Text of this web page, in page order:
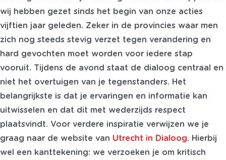
wij hebben gezet sinds het begin van onze acties
vijftien jaar geleden. Zeker in de provincies waar men
zich nog steeds stevig verzet tegen verandering en
hard gevochten moet worden voor iedere stap
vooruit. Tijdens de avond staat de dialoog centraal en
niet het overtuigen van je tegenstanders. Het
belangrijkste is dat je ervaringen en informatie kan
uitwisselen en dat dit met wederzijds respect
plaatsvindt. Voor verdere inspiratie verwijzen we je
graag naar de website van Utrecht in Dialoog. Hierbij
wel een kanttekening: we verzoeken je om kritisch